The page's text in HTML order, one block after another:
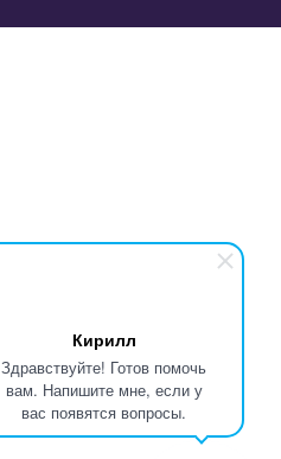
Кирилл
Здравствуйте! Готов помочь
вам. Напишите мне, если у
вас появятся вопросы.